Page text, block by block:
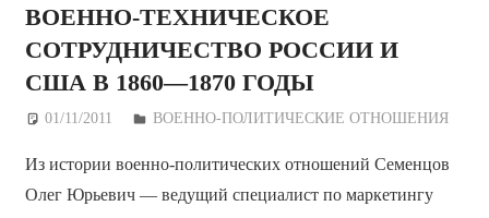
ВОЕННО-ТЕХНИЧЕСКОЕ
СОТРУДНИЧЕСТВО РОССИИ И
США В 1860—1870 ГОДЫ
01/11/2011 Дежурный по Редакции
ВОЕННО-ПОЛИТИЧЕСКИE ОТНОШЕНИЯ
Из истории военно-политических отношений Семенцов
Олег Юрьевич — ведущий специалист по маркетингу